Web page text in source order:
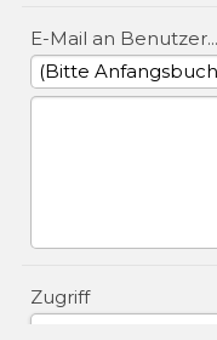
E-Mail an Benutzer...
Zugriff